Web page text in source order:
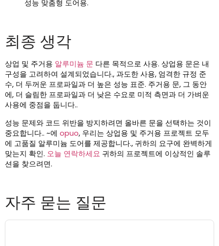
성능 맞춤형 도어용.
최종 생각
상업 및 주거용 알루미늄 문 다른 목적으로 사용. 상업용 문은 내
구성을 고려하여 설계되었습니다., 과도한 사용, 엄격한 규정 준
수, 더 두꺼운 프로파일과 더 높은 성능 표준. 주거용 문, 그 동안
에, 더 슬림한 프로파일과 더 낮은 수요로 미적 측면과 더 가벼운
사용에 중점을 둡니다..
성능 문제와 코드 위반을 방지하려면 올바른 문을 선택하는 것이
중요합니다.. ~에 opuo, 우리는 상업용 및 주거용 프로젝트 모두
에 고품질 알루미늄 도어를 제공합니다., 귀하의 요구에 완벽하게
맞는지 확인. 오늘 연락하세요 귀하의 프로젝트에 이상적인 솔루
션을 찾으려면.
자주 묻는 질문